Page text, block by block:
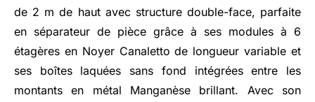
de 2 m de haut avec structure double-face, parfaite
en séparateur de pièce grâce à ses modules à 6
étagères en Noyer Canaletto de longueur variable et
ses boîtes laquées sans fond intégrées entre les
montants en métal Manganèse brillant. Avec son